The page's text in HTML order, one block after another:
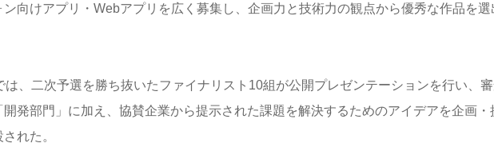
向けアプリ・ Webアプリを広く募集し、企画力と技術力の観点から優秀な作品を選
は、二次予選を勝ち抜いたファイナリスト 10組が公開プレゼンテーションを行い、
発部門」に加え、協賛企業から提示された課題を解決するためのアイデアを企画・
れた。